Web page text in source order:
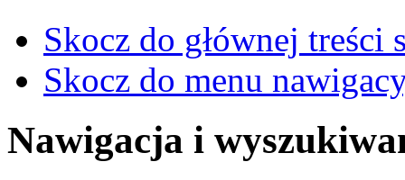
Skocz do głównej treści
Skocz do menu
Nawigacja i